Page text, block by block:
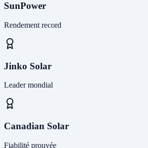
SunPower
Rendement record
Jinko Solar
Leader mondial
Canadian Solar
Fiabilité prouvée